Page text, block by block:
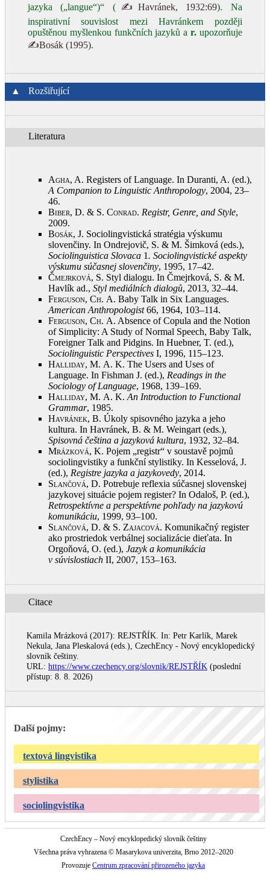
jazyka („langue“)“ (✍Havránek, 1932:69). Na
inspirativní souvislost mezi Havránkem později
opuštěnou myšlenkou funkčních jazyků a r.upozorňuje
✍Bosák (1995).
▲ Rozšiřující
Literatura
Agha, A. Registers of Language. In Duranti, A. (ed.),
A Companion to Linguistic Anthropology, 2004, 23–
46.
Biber, D. & S. Conrad. Registr, Genre, and Style,
2009.
Bosák, J. Sociolingvistická stratégia výskumu
slovenčiny. In Ondrejovič, S. & M. Šimková (eds.),
Sociolinguistica Slovaca 1. Sociolingvistické aspekty
výskumu súčasnej slovenčiny, 1995, 17–42.
Čmejrková, S. Styl dialogu. In Čmejrková, S. & M.
Havlík ad., Styl mediálních dialogů, 2013, 32–44.
Ferguson, Ch. A. Baby Talk in Six Languages.
American Anthropologist66, 1964, 103–114.
Ferguson, Ch. A. Absence of Copula and the Notion
of Simplicity: A Study of Normal Speech, Baby Talk,
Foreigner Talk and Pidgins. In Huebner, T. (ed.),
Sociolinguistic Perspectives I, 1996, 115–123.
Halliday, M. A. K. The Users and Uses of
Language. In Fishman J. (ed.), Readings in the
Sociology of Language, 1968, 139–169.
Halliday, M. A. K. An Introduction to Functional
Grammar, 1985.
Havránek, B. Úkoly spisovného jazyka a jeho
kultura. In Havránek, B. & M. Weingart (eds.),
Spisovná čeština a jazyková kultura, 1932, 32–84.
Mrázková, K. Pojem „registr“ v soustavě pojmů
sociolingvistiky a funkční stylistiky. In Kesselová, J.
(ed.), Registre jazyka a jazykovedy, 2014.
Slančová, D. Potrebuje reflexia súčasnej slovenskej
jazykovej situácie pojem register? In Odaloš, P. (ed.),
Retrospektívne a perspektívne pohľady na jazykovú
komunikáciu, 1999, 93–100.
Slančová, D. & S. Zajacová. Komunikačný register
ako prostriedok verbálnej socializácie dieťata. In
Orgoňová, O. (ed.), Jazyk a komunikácia
v súvislostiach II, 2007, 153–163.
Citace
Kamila Mrázková (2017): REJSTŘÍK. In: Petr Karlík, Marek
Nekula, Jana Pleskalová (eds.), CzechEncy - Nový encyklopedický
slovník češtiny.
URL: https://www.czechency.org/slovnik/REJSTŘÍK (poslední
přístup: 8. 8. 2026)
Další pojmy:
textová lingvistika
stylistika
sociolingvistika
CzechEncy – Nový encyklopedický slovník češtiny
Všechna práva vyhrazena © Masarykova univerzita, Brno 2012–2020
ProvozujeCentrum zpracování přirozeného jazyka